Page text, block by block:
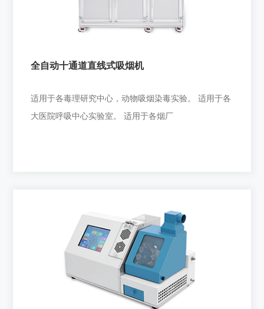
适用于各电子烟公司研发中心、国家各检验单位的吸烟
实验、烟气化学成分分析等；适用于各
全自动十通道直线式吸烟机
适用于各毒理研究中心，动物吸烟染毒实验。 适用于各
大医院呼吸中心实验室。 适用于各烟厂
全自动十通道直线式吸烟机
适用于各毒理研究中心，动物吸烟染毒实验。 适用于各